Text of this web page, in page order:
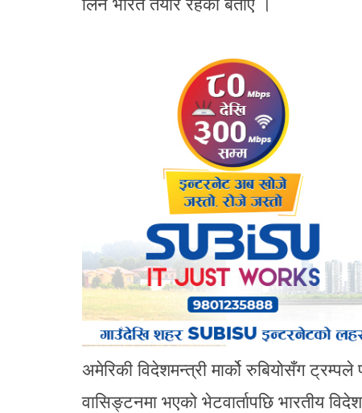
लिन भारत तयार रहेको बताए ।
अमेरिकी विदेशमन्त्री मार्को रुबियोसँग
वासिङ्टनमा भएको भेटवार्तापछि भारतीय